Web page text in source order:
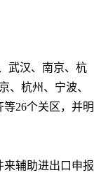
武汉、南京、杭
、杭州、宁波、
26个关区，并明
辅助进出口申报